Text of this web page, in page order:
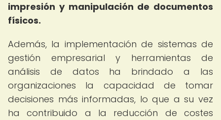
impresión y manipulación de documentos
físicos.
Además, la implementación de sistemas de
gestión empresarial y herramientas de
análisis de datos ha brindado a las
organizaciones la capacidad de tomar
decisiones más informadas, lo que a su vez
ha contribuido a la reducción de costes